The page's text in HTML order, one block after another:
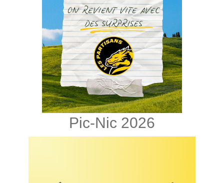
Pic-Nic 2026